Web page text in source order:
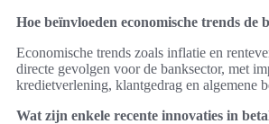
Hoe beïnvloeden economische trends de
Economische trends zoals inflatie en
directe gevolgen voor de banksector, met
kredietverlening, klantgedrag en algemene
Wat zijn enkele recente innovaties in